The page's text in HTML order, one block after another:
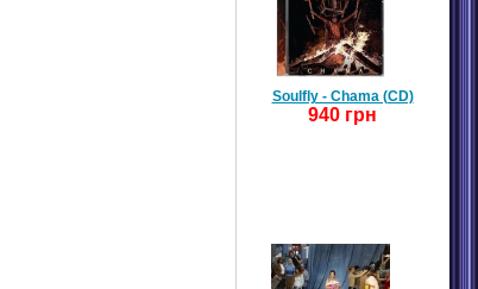
Soulfly - Chama (CD)
940 грн